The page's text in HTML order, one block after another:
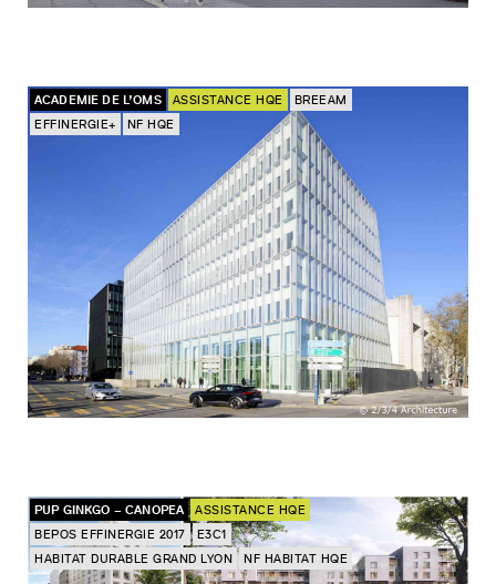
ACADEMIE DE L’OMS ASSISTANCE HQE
BREEAM
EFFINERGIE+
NF HQE
PUP GINKGO – CANOPEA
ASSISTANCE HQE
BEPOS EFFINERGIE 2017
E3C1
HABITAT DURABLE GRAND LYON
NF HABITAT HQE